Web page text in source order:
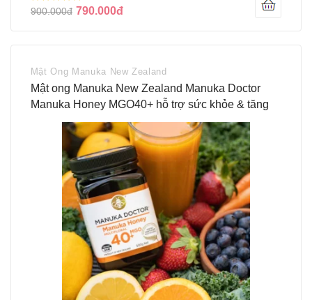
900.000đ 790.000đ
Mật Ong Manuka New Zealand
Mật ong Manuka New Zealand Manuka Doctor
Manuka Honey MGO40+ hỗ trợ sức khỏe & tăng
đề kháng (500g)